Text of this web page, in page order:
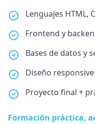
Lenguajes HTML,
Frontend y
Bases de datos y
Diseño
Proyecto final +
Formación práctica,